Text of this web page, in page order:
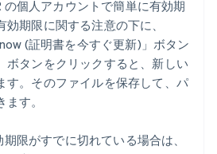
の個人アカウントで簡単に有効期
期限に関する注意の下に、
(証明書を今すぐ更新)」ボタン
ボタンをクリックすると、新しい
す。そのファイルを保存して、パ
す。
限がすでに切れている場合は、